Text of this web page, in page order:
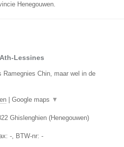
Henegouwen.
Lessines
Ramegnies Chin, maar wel in de
Google maps ▼
Ghislenghien (Henegouwen)
-, BTW-nr: -